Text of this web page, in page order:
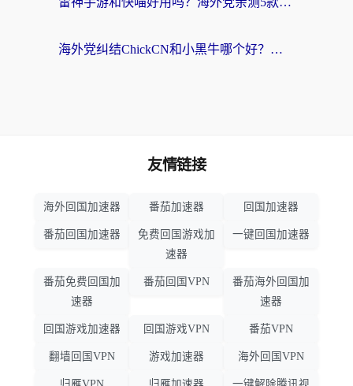
海外党纠结ChickCN和小黑牛哪个好？一篇帮你选对回国加速器的实用指南
友情链接
海外回国加速器 番茄加速器 回国加速器
番茄回国加速器
免费回国游戏加
速器
一键回国加速器
番茄免费回国加
速器
番茄回国VPN
番茄海外回国加
速器
回国游戏加速器 回国游戏VPN 番茄VPN
翻墙回国VPN 游戏加速器 海外回国VPN